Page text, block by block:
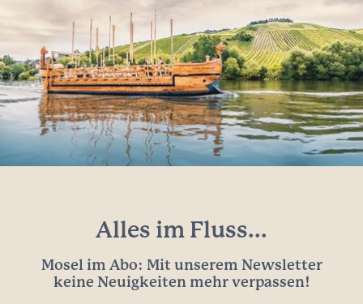
Alles im Fluss...
Mosel im Abo: Mit unserem Newsletter
keine Neuigkeiten mehr verpassen!